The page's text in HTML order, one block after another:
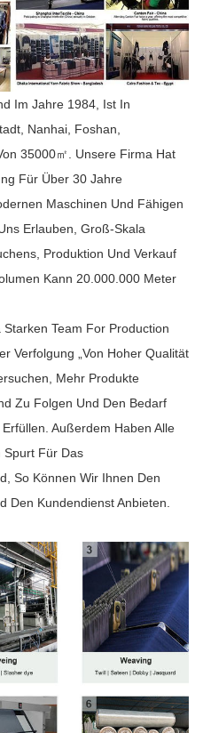
Im Jahre 1984, Ist In
Nanhai, Foshan,
35000㎡. Unsere Firma Hat
Für Über 30 Jahre
Maschinen Und Fähigen
Erlauben, Groß-Skala
Produktion Und Verkauf
Kann 20.000.000 Meter
Team For Production
Verfolgung „von Hoher Qualität
Mehr Produkte
Zu Folgen Und Den Bedarf
Außerdem Haben Alle
Spurt Für Das
So Können Wir Ihnen Den
Den Kundendienst Anbieten.